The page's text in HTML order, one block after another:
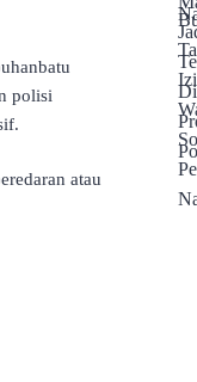
polisi
atau